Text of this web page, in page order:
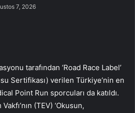
7, 2026
tarafından ‘Road Race Label’
Sertifikası) verilen Türkiye’nin en
Point Run sporcuları da katıldı.
(TEV) ‘Okusun,